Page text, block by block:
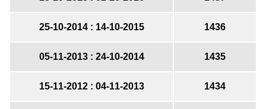
1436
14-10-2015 : 25-10-2014
1435
24-10-2014 : 05-11-2013
1434
04-11-2013 : 15-11-2012